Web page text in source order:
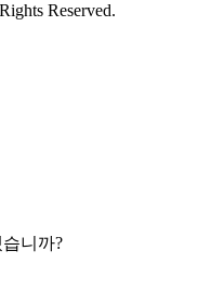
Reserved.
니까?